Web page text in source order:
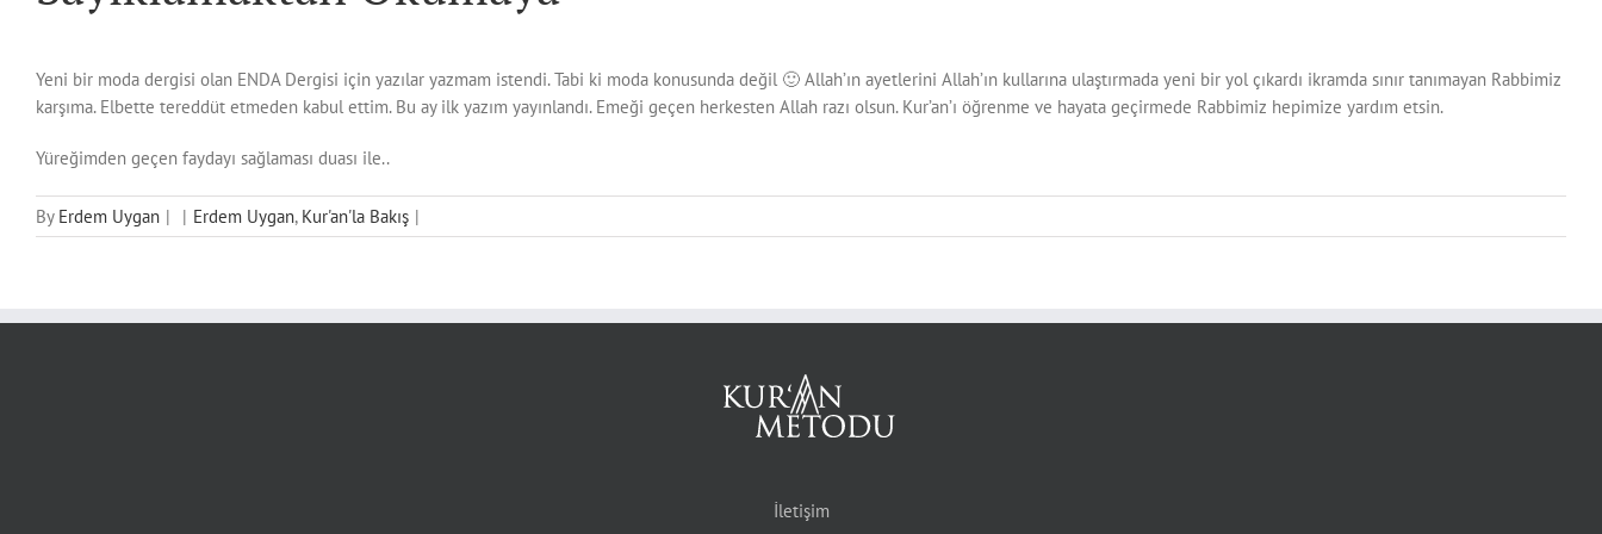
Yeni bir moda dergisi olan ENDA Dergisi için yazılar yazmam istendi. Tabi ki moda konusunda değil 🙂 Allah’ın ayetlerini Allah’ın kullarına ulaştırmada yeni bir yol çıkardı ikramda sınır tanımayan Rabbimiz
karşıma. Elbette tereddüt etmeden kabul ettim. Bu ay ilk yazım yayınlandı. Emeği geçen herkesten Allah razı olsun. Kur’an’ı öğrenme ve hayata geçirmede Rabbimiz hepimize yardım etsin.
Yüreğimden geçen faydayı sağlaması duası ile..
By Erdem Uygan | | Erdem Uygan, Kur'an'la Bakış |
İletişim